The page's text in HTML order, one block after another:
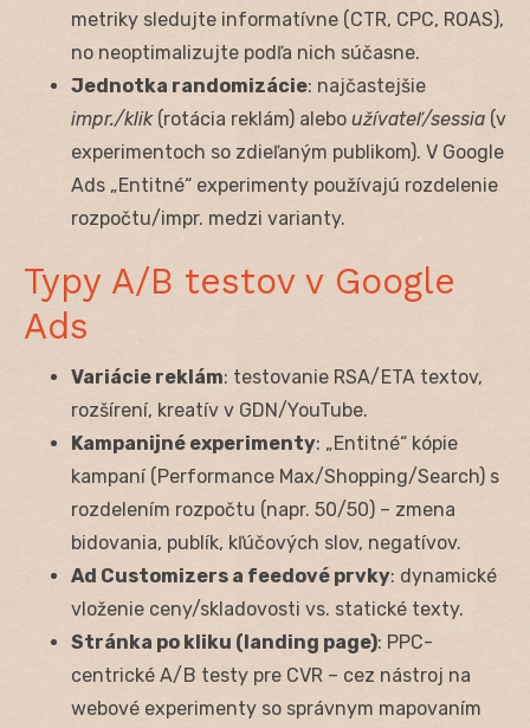
metriky sledujte informatívne (CTR, CPC, ROAS),
no neoptimalizujte podľa nich súčasne.
Jednotka randomizácie: najčastejšie
impr./klik(rotácia reklám) alebo užívateľ/sessia (v
experimentoch so zdieľaným publikom). V Google
Ads „Entitné“ experimenty používajú rozdelenie
rozpočtu/impr. medzi varianty.
Typy A/B testov v Google
Ads
Variácie reklám: testovanie RSA/ETA textov,
rozšírení, kreatív v GDN/YouTube.
Kampanijné experimenty: „Entitné“ kópie
kampaní (Performance Max/Shopping/Search) s
rozdelením rozpočtu (napr. 50/50) – zmena
bidovania, publík, kľúčových slov, negatívov.
Ad Customizers a feedové prvky: dynamické
vloženie ceny/skladovosti vs. statické texty.
Stránka po kliku (landing page): PPC-
centrické A/B testy pre CVR – cez nástroj na
webové experimenty so správnym mapovaním